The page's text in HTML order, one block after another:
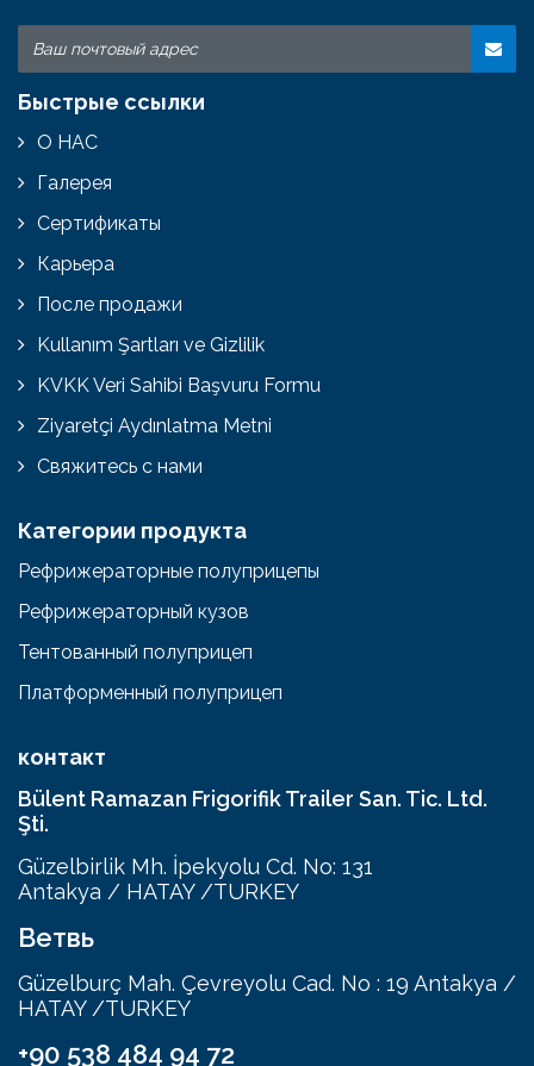
Быстрые ссылки
О НАС
Галерея
Сертификаты
Карьера
После продажи
Kullanım Şartları ve Gizlilik
KVKK Veri Sahibi Başvuru Formu
Ziyaretçi Aydınlatma Metni
Свяжитесь с нами
Категории продукта
Рефрижераторные полуприцепы
Рефрижераторный кузов
Тентованный полуприцеп
Платформенный полуприцеп
контакт
Bülent Ramazan Frigorifik Trailer San. Tic. Ltd.
Şti.
Güzelbirlik Mh. İpekyolu Cd. No: 131
Antakya / HATAY /TURKEY
Ветвь
Güzelburç Mah. Çevreyolu Cad. No : 19 Antakya /
HATAY /TURKEY
+90 538 484 94 72